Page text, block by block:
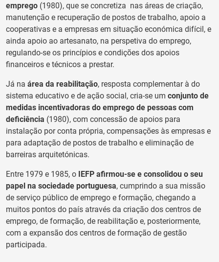
emprego (1980), que se concretiza nas áreas de criação,
manutenção e recuperação de postos de trabalho, apoio a
cooperativas e a empresas em situação económica difícil, e
ainda apoio ao artesanato, na perspetiva do emprego,
regulando-se os princípios e condições dos apoios
financeiros e técnicos a prestar.
Já na área da reabilitação, resposta complementar à do
sistema educativo e de ação social, cria-se um conjunto de
medidas incentivadoras do emprego de pessoas com
deficiência (1980), com concessão de apoios para
instalação por conta própria, compensações às empresas e
para adaptação de postos de trabalho e eliminação de
barreiras arquitetónicas.
Entre 1979 e 1985, o IEFP afirmou-se e consolidou o seu
papel na sociedade portuguesa, cumprindo a sua missão
de serviço público de emprego e formação, chegando a
muitos pontos do país através da criação dos centros de
emprego, de formação, de reabilitação e, posteriormente,
com a expansão dos centros de formação de gestão
participada.